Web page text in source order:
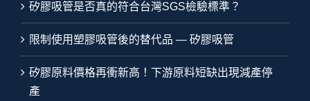
矽膠吸管是否真的符合台灣SGS檢驗標準？
限制使用塑膠吸管後的替代品 — 矽膠吸管
矽膠原料價格再衝新高！下游原料短缺出現減產停
產